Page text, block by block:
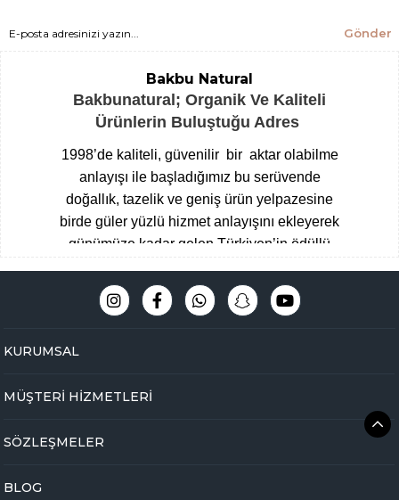
Gönder
Bakbu Natural
Bakbunatural; Organik Ve Kaliteli
Ürünlerin Buluştuğu Adres
1998’de kaliteli, güvenilir bir aktar olabilme
anlayışı ile başladığımız bu serüvende
doğallık, tazelik ve geniş ürün yelpazesine
birde güler yüzlü hizmet anlayışını ekleyerek
günümüze kadar gelen Türkiyen’in ödüllü
Baharatçısı, şimdide Bakbunatural ailesi
olarak online mağazamız ile hizmet
odaklı,eğitimli ve tecrübeli uzman kadromuz
planda tutarak Çengelköy mağazamızda
bakbunatural.com güvencesi ile devam
KURUMSAL
MÜŞTERİ HİZMETLERİ
SÖZLEŞMELER
BLOG